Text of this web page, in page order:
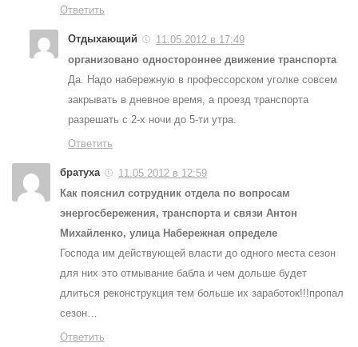
Ответить
Отдыхающий
11.05.2012 в 17:49
организовано одностороннее движение транспорта
Да. Надо набережную в профессорском уголке совсем
закрывать в дневное время, а проезд транспорта
разрешать с 2-х ночи до 5-ти утра.
Ответить
братуха
11.05.2012 в 12:59
Как пояснил сотрудник отдела по вопросам
энергосбережения, транспорта и связи Антон
Михайленко, улица Набережная определе
Господа им действующей власти до одного места сезон
для них это отмывание бабла и чем дольше будет
длиться реконструкция тем больше их заработок!!!пропал
сезон…
Ответить